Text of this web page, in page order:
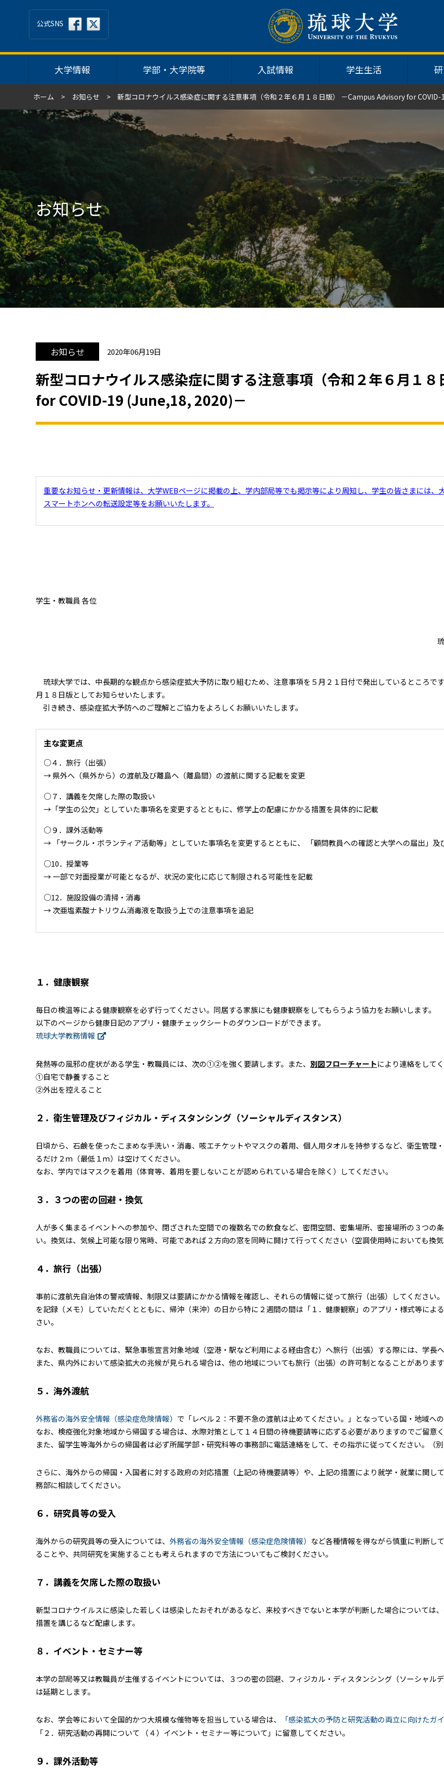
大学情報 学部・大学院等 入試情報 学生生活
公式SNS
ホーム お知らせ 新型コロナウイルス感染症に関する注意事項（令和２年６月１８日版） －Campus Advisory for
お知らせ
お知らせ 2020年06月19日
新型コロナウイルス感染症に関する注意事項（令和２年６月１
for COVID-19 (June,18, 2020)－
重要なお知らせ・更新情報は、大学WEBページに掲載の上、学内部局等でも掲示等により周知し、学生の皆さまには
スマートホンへの転送設定等をお願いいたします。
学生・教職員 各位
琉球大学では、中長期的な観点から感染症拡大予防に取り組むため、注意事項を５月２１日付で発出しているところで
月１８日版としてお知らせいたします。
引き続き、感染症拡大予防へのご理解とご協力をよろしくお願いいたします。
主な変更点
○４．旅行（出張）
→ 県外へ（県外から）の渡航及び離島へ（離島間）の渡航に関する記載を変更
○７．講義を欠席した際の取扱い
→「学生の公欠」としていた事項名を変更するとともに、修学上の配慮にかかる措置を具体的に記載
○９．課外活動等
→ 「サークル・ボランティア活動等」としていた事項名を変更するとともに、 「顧問教員への確認と大学への届出」
○10．授業等
→ 一部で対面授業が可能となるが、状況の変化に応じて制限される可能性を記載
○12．施設設備の清掃・消毒
→ 次亜塩素酸ナトリウム消毒液を取扱う上での注意事項を追記
１．健康観察
毎日の検温等による健康観察を必ず行ってください。同居する家族にも健康観察をしてもらうよう協力をお願いします。
以下のページから健康日記のアプリ・健康チェックシートのダウンロードができます。
琉球大学教務情報
発熱等の風邪の症状がある学生・教職員には、次の①②を強く要請します。 また、 別図フローチャートにより連絡をして
①自宅で静養すること
②外出を控えること
２．衛生管理及びフィジカル・ディスタンシング（ソーシャルディスタンス）
日頃から、 石鹸を使ったこまめな手洗い・消毒、咳エチケットやマスクの着用、個人用タオルを持参するなど、衛生管理
るだけ２ｍ（最低１ｍ）は空けてください。
なお、学内ではマスクを着用（体育等、着用を要しないことが認められている場合を除く）してください。
３．３つの密の回避・換気
人が多く集まるイベントへの参加や、閉ざされた空間での複数名での飲食など、密閉空間、密集場所、密接場所の３つの
い。換気は、気候上可能な限り常時、可能であれば２方向の窓を同時に開けて行ってください（空調使用時においても換
４．旅行（出張）
事前に渡航先自治体の警戒情報、制限又は要請にかかる情報を確認し、それらの情報に従って旅行（出張）してください
を記録（メモ）していただくとともに、帰沖（来沖）の日から特に２週間の間は「１．健康観察」のアプリ・様式等によ
さい。
なお、教職員については、緊急事態宣言対象地域（空港・駅など利用による経由含む）へ旅行（出張）する際には、学長
また、県内外において感染拡大の兆候が見られる場合は、他の地域についても旅行（出張）の許可制となることがありま
５．海外渡航
外務省の海外安全情報（感染症危険情報） で「レベル２：不要不急の渡航は止めてください。」となっている国・地域へ
なお、検疫強化対象地域から帰国する場合は、水際対策として１４日間の待機要請等に応ずる必要がありますのでご留意
また、留学生等海外からの帰国者は必ず所属学部・研究科等の事務部に電話連絡をして、その指示に従ってください。（
さらに、海外からの帰国・入国者に対する政府の対応措置（上記の待機要請等）や、上記の措置により就学・就業に関し
務部に相談してください。
６．研究員等の受入
海外からの研究員等の受入については、 外務省の海外安全情報（感染症危険情報） など各種情報を得ながら慎重に判断し
ることや、共同研究を実施することも考えられますので方法についてもご検討ください。
７．講義を欠席した際の取扱い
新型コロナウイルスに感染した若しくは感染したおそれがあるなど、来校すべきでないと本学が判断した場合については
措置を講じるなど配慮します。
８．イベント・セミナー等
本学の部局等又は教職員が主催するイベントについては、３つの密の回避、フィジカル・ディスタンシング（ソーシャル
は延期とします。
なお、学会等において全国的かつ大規模な催物等を担当している場合は、
「感染拡大の予防と研究活動の両立に向けた
「２．研究活動の再開について （４）イベント・セミナー等について」に留意してください。
９．課外活動等